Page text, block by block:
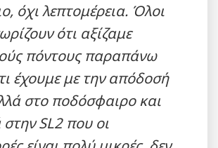
όχι λεπτομέρεια. Όλοι
ότι αξίζαμε
πόντους παραπάνω
έχουμε με την απόδοσή
στο ποδόσφαιρο και
στην SL2 που οι